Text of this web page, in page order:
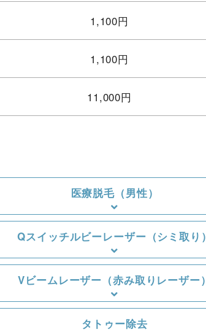
1,100円
1,100円
11,000円
医療脱毛（男性）
Qスイッチルビーレーザー（シミ取り）
Vビームレーザー（赤み取りレーザー）
タトゥー除去